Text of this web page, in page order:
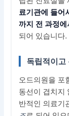
료기관에 들어
까지 전 과정
되어 있습니다.
독립적이고
오드의원을 포
동선이 겹치지
반적인 의료기